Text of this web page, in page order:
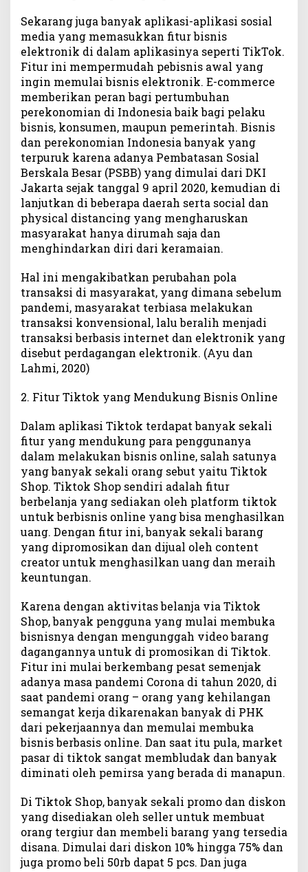
Sekarang juga banyak aplikasi-aplikasi sosial
media yang memasukkan fitur bisnis
elektronik di dalam aplikasinya seperti TikTok.
Fitur ini mempermudah pebisnis awal yang
ingin memulai bisnis elektronik. E-commerce
memberikan peran bagi pertumbuhan
perekonomian di Indonesia baik bagi pelaku
bisnis, konsumen, maupun pemerintah. Bisnis
dan perekonomian Indonesia banyak yang
terpuruk karena adanya Pembatasan Sosial
Berskala Besar (PSBB) yang dimulai dari DKI
Jakarta sejak tanggal 9 april 2020, kemudian di
lanjutkan di beberapa daerah serta social dan
physical distancing yang mengharuskan
masyarakat hanya dirumah saja dan
menghindarkan diri dari keramaian.
Hal ini mengakibatkan perubahan pola
transaksi di masyarakat, yang dimana sebelum
pandemi, masyarakat terbiasa melakukan
transaksi konvensional, lalu beralih menjadi
transaksi berbasis internet dan elektronik yang
disebut perdagangan elektronik. (Ayu dan
Lahmi, 2020)
2. Fitur Tiktok yang Mendukung Bisnis Online
Dalam aplikasi Tiktok terdapat banyak sekali
fitur yang mendukung para penggunanya
dalam melakukan bisnis online, salah satunya
yang banyak sekali orang sebut yaitu Tiktok
Shop. Tiktok Shop sendiri adalah fitur
berbelanja yang sediakan oleh platform tiktok
untuk berbisnis online yang bisa menghasilkan
uang. Dengan fitur ini, banyak sekali barang
yang dipromosikan dan dijual oleh content
creator untuk menghasilkan uang dan meraih
keuntungan.
Karena dengan aktivitas belanja via Tiktok
Shop, banyak pengguna yang mulai membuka
bisnisnya dengan mengunggah video barang
dagangannya untuk di promosikan di Tiktok.
Fitur ini mulai berkembang pesat semenjak
adanya masa pandemi Corona di tahun 2020, di
saat pandemi orang – orang yang kehilangan
semangat kerja dikarenakan banyak di PHK
dari pekerjaannya dan memulai membuka
bisnis berbasis online. Dan saat itu pula, market
pasar di tiktok sangat membludak dan banyak
diminati oleh pemirsa yang berada di manapun.
Di Tiktok Shop, banyak sekali promo dan diskon
yang disediakan oleh seller untuk membuat
orang tergiur dan membeli barang yang tersedia
disana. Dimulai dari diskon 10% hingga 75% dan
juga promo beli 50rb dapat 5 pcs. Dan juga